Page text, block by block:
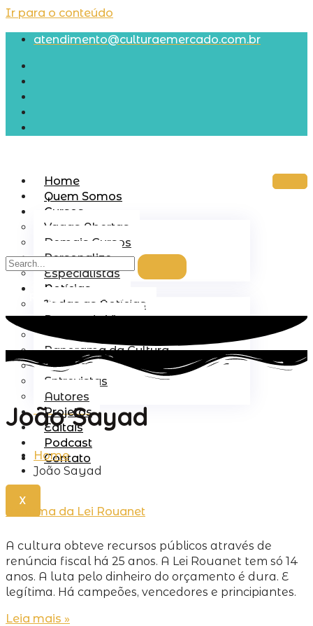
Ir para o conteúdo
atendimento@culturaemercado.com.br
Home
Quem Somos
Cursos
Vagas Abertas
Demais Cursos
Personalize
Especialistas
Notícias
Todas as Notícias
Pontos de Vista
Lei Rouanet
Panorama da Cultura
Política
Entrevistas
Autores
Projetos
Editais
Podcast
Contato
X
R$0,00 CARRINHO
João Sayad
Home
João Sayad
Reforma da Lei Rouanet
A cultura obteve recursos públicos através de
renúncia fiscal há 25 anos. A Lei Rouanet tem só 14
anos. A luta pelo dinheiro do orçamento é dura. E
legítima. Há campeões, vencedores e principiantes.
Leia mais »